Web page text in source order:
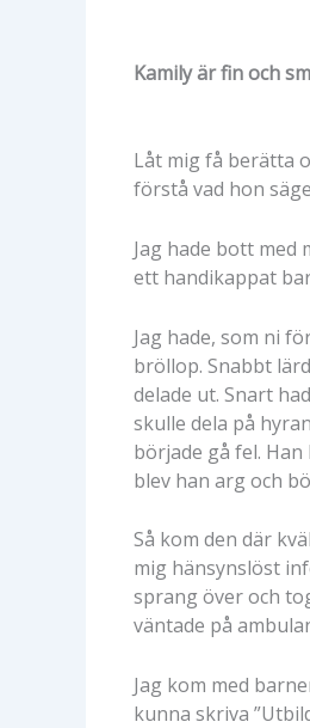
Kamily är fin och
Låt mig få berätta
förstå vad hon
Jag hade bott med
ett handikappat
Jag hade, som ni
bröllop. Snabbt
delade ut. Snart
skulle dela på
började gå fel.
blev han arg och
Så kom den där
mig hänsynslöst
sprang över och
väntade på
Jag kom med
kunna skriva